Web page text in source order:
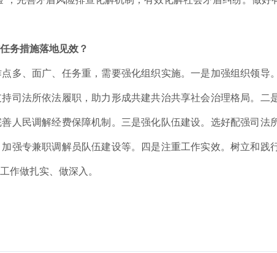
务措施落地见效？
多、面广、任务重，需要强化组织实施。一是加强组织领导
司法所依法履职，助力形成共建共治共享社会治理格局。二
人民调解经费保障机制。三是强化队伍建设。选好配强司法
强专兼职调解员队伍建设等。四是注重工作实效。树立和践
作做扎实、做深入。